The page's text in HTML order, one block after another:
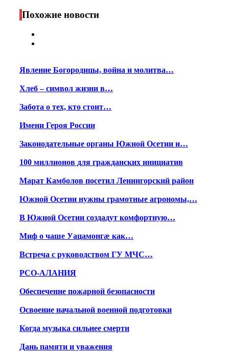
Print
Похожие новости
Явление Богородицы, война и молитва…
Хлеб – символ жизни в…
Забота о тех, кто стоит…
Имени Героя России
Законодательные органы Южной Осетии и…
100 миллионов для гражданских инициатив
Марат Камболов посетил Ленингорский район
Южной Осетии нужны грамотные агрономы,…
В Южной Осетии создадут комфортную…
Миф о чаше Уацамонгæ как…
Встреча с руководством ГУ МЧС…
РСО-АЛАНИЯ
Обеспечение пожарной безопасности
Освоение начальной военной подготовки
Когда музыка сильнее смерти
Дань памяти и уважения